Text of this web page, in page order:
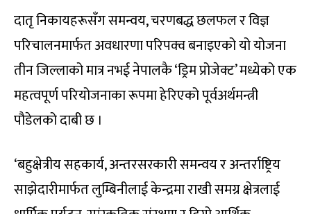
दातृ निकायहरूसँग समन्वय, चरणबद्ध छलफल र विज्ञ
परिचालनमार्फत अवधारणा परिपक्व बनाइएको यो योजना
तीन जिल्लाको मात्र नभई नेपालकै ‘ड्रिम प्रोजेक्ट’ मध्येको एक
महत्वपूर्ण परियोजनाका रूपमा हेरिएको पूर्वअर्थमन्त्री
पौडेलको दाबी छ ।
‘बहुक्षेत्रीय सहकार्य, अन्तरसरकारी समन्वय र अन्तर्राष्ट्रिय
साझेदारीमार्फत लुम्बिनीलाई केन्द्रमा राखी समग्र क्षेत्रलाई